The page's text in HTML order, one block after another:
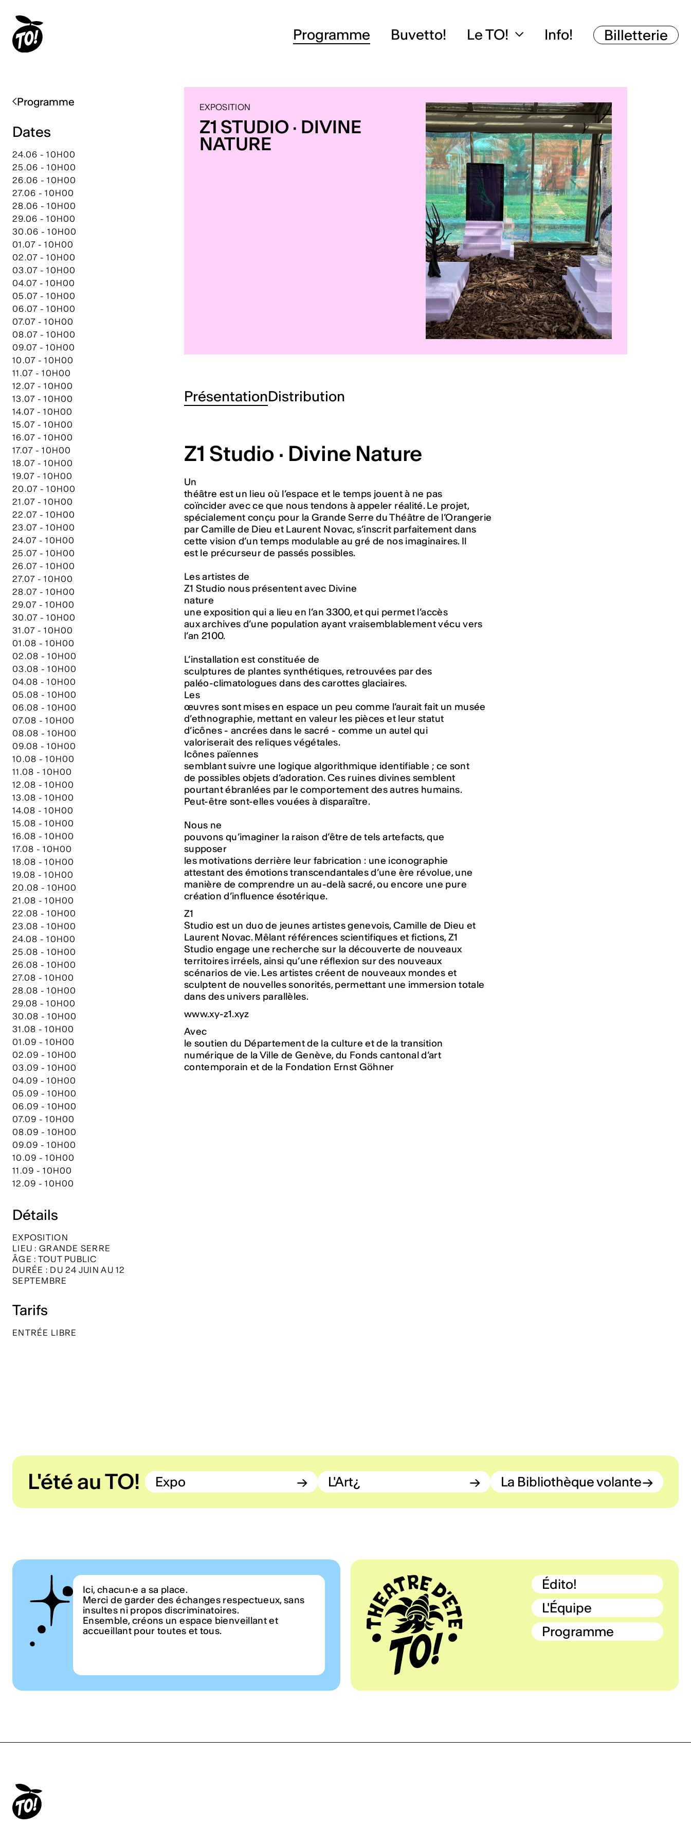
Programme Buvetto! Le TO! Info! Billetterie
Programme
Dates
24.06 - 10H00
25.06 - 10H00
26.06 - 10H00
27.06 - 10H00
28.06 - 10H00
29.06 - 10H00
30.06 - 10H00
01.07 - 10H00
02.07 - 10H00
03.07 - 10H00
04.07 - 10H00
05.07 - 10H00
06.07 - 10H00
07.07 - 10H00
08.07 - 10H00
09.07 - 10H00
10.07 - 10H00
11.07 - 10H00
12.07 - 10H00
13.07 - 10H00
14.07 - 10H00
15.07 - 10H00
16.07 - 10H00
17.07 - 10H00
18.07 - 10H00
19.07 - 10H00
20.07 - 10H00
21.07 - 10H00
22.07 - 10H00
23.07 - 10H00
24.07 - 10H00
25.07 - 10H00
26.07 - 10H00
27.07 - 10H00
28.07 - 10H00
29.07 - 10H00
30.07 - 10H00
31.07 - 10H00
01.08 - 10H00
02.08 - 10H00
03.08 - 10H00
04.08 - 10H00
05.08 - 10H00
06.08 - 10H00
07.08 - 10H00
08.08 - 10H00
09.08 - 10H00
10.08 - 10H00
11.08 - 10H00
12.08 - 10H00
13.08 - 10H00
14.08 - 10H00
15.08 - 10H00
16.08 - 10H00
17.08 - 10H00
18.08 - 10H00
19.08 - 10H00
20.08 - 10H00
21.08 - 10H00
22.08 - 10H00
23.08 - 10H00
24.08 - 10H00
25.08 - 10H00
26.08 - 10H00
27.08 - 10H00
28.08 - 10H00
29.08 - 10H00
30.08 - 10H00
31.08 - 10H00
01.09 - 10H00
02.09 - 10H00
03.09 - 10H00
04.09 - 10H00
05.09 - 10H00
06.09 - 10H00
07.09 - 10H00
08.09 - 10H00
09.09 - 10H00
10.09 - 10H00
11.09 - 10H00
12.09 - 10H00
Détails
EXPOSITION
LIEU : GRANDE SERRE
ÂGE : TOUT PUBLIC
DURÉE : DU 24 JUIN AU 12
SEPTEMBRE
Tarifs
ENTRÉE LIBRE
EXPOSITION
Z1 STUDIO · DIVINE
NATURE
PrésentationDistribution
Z1 Studio · Divine Nature
Un
théâtre est un lieu où l’espace et le temps jouent à ne pas
coïncider avec ce que nous tendons à appeler réalité. Le projet,
spécialement conçu pour la Grande Serre du Théâtre de l’Orangerie
par Camille de Dieu et Laurent Novac, s’inscrit parfaitement dans
cette vision d’un temps modulable au gré de nos imaginaires. Il
est le précurseur de passés possibles.
Les artistes de
Z1 Studio nous présentent avec Divine
nature
une exposition qui a lieu en l’an 3300, et qui permet l’accès
aux archives d’une population ayant vraisemblablement vécu vers
l’an 2100.
L’installation est constituée de
sculptures de plantes synthétiques, retrouvées par des
paléo-climatologues dans des carottes glaciaires.
Les
œuvres sont mises en espace un peu comme l’aurait fait un musée
d’ethnographie, mettant en valeur les pièces et leur statut
d’icônes - ancrées dans le sacré - comme un autel qui
valoriserait des reliques végétales.
Icônes païennes
semblant suivre une logique algorithmique identifiable ; ce sont
de possibles objets d’adoration. Ces ruines divines semblent
pourtant ébranlées par le comportement des autres humains.
Peut-être sont-elles vouées à disparaître.
Nous ne
pouvons qu’imaginer la raison d’être de tels artefacts, que
supposer
les motivations derrière leur fabrication : une iconographie
attestant des émotions transcendantales d’une ère révolue, une
manière de comprendre un au-delà sacré, ou encore une pure
création d’influence ésotérique.
Z1
Studio est un duo de jeunes artistes genevois, Camille de Dieu et
Laurent Novac. Mêlant références scientifiques et fictions, Z1
Studio engage une recherche sur la découverte de nouveaux
territoires irréels, ainsi qu’une réflexion sur des nouveaux
scénarios de vie. Les artistes créent de nouveaux mondes et
sculptent de nouvelles sonorités, permettant une immersion totale
dans des univers parallèles.
www.xy-z1.xyz
Avec
le soutien du Département de la culture et de la transition
numérique de la Ville de Genève, du Fonds cantonal d’art
contemporain et de la Fondation Ernst Göhner
L'été au TO! Expo → L'Art¿ → La Bibliothèque volante→
Ici, chacun·e a sa place.
Merci de garder des échanges respectueux, sans
insultes ni propos discriminatoires.
Ensemble, créons un espace bienveillant et
accueillant pour toutes et tous.
Édito!
L'Équipe
Programme